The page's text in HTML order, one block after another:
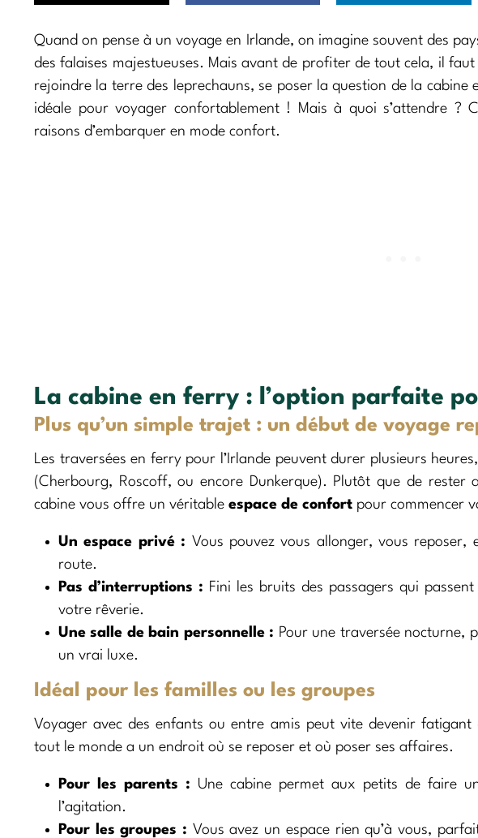
Quand on pense à un voyage en Irlande, on imagine souvent des
des falaises majestueuses. Mais avant de profiter de tout cela, il
rejoindre la terre des leprechauns, se poser la question de la cabine
idéale pour voyager confortablement ! Mais à quoi s’attendre ?
raisons d’embarquer en mode confort.
La cabine en ferry : l’option parfaite
Plus qu’un simple trajet : un début de voyage
Les traversées en ferry pour l’Irlande peuvent durer plusieurs
(Cherbourg, Roscoff, ou encore Dunkerque). Plutôt que de rester
cabine vous offre un véritable espace de confort pour commencer
Un espace privé : Vous pouvez vous allonger, vous
route.
Pas d’interruptions : Fini les bruits des passagers qui
votre rêverie.
Une salle de bain personnelle : Pour une traversée nocturne,
un vrai luxe.
Idéal pour les familles ou les groupes
Voyager avec des enfants ou entre amis peut vite devenir fatigant
tout le monde a un endroit où se reposer et où poser ses affaires.
Pour les parents : Une cabine permet aux petits de faire
l’agitation.
Pour les groupes : Vous avez un espace rien qu’à vous,